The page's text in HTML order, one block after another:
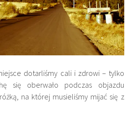
dotarliśmy cali i zdrowi – tylko
się oberwało podczas objazdu
na której musieliśmy mijać się z